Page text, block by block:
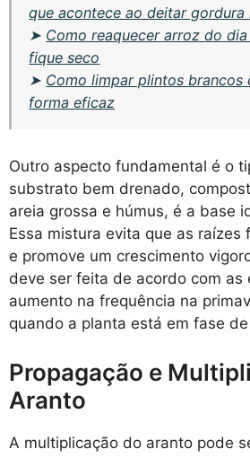
que acontece ao deitar gordura
➤ Como reaquecer arroz do
fique seco
➤ Como limpar plintos brancos
forma eficaz
Outro aspecto fundamental é o
substrato bem drenado,
areia grossa e húmus, é a base
Essa mistura evita que as raízes
e promove um crescimento
deve ser feita de acordo com as
aumento na frequência na
quando a planta está em fase
Propagação e
Aranto
A multiplicação do aranto pode